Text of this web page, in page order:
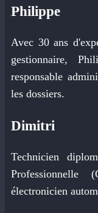
Philippe
Avec 30 ans
gestionnaire,
responsable
les dossiers.
Dimitri
Technicien
Professionnelle
électronicien